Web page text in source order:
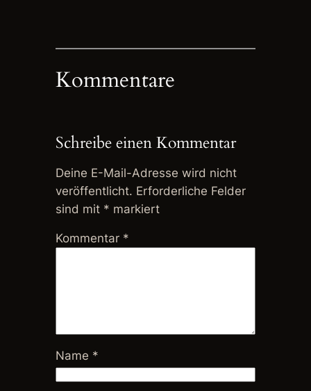
Kommentare
Schreibe einen Kommentar
Deine E-Mail-Adresse wird nicht
veröffentlicht. Erforderliche Felder
sind mit * markiert
Kommentar *
Name *